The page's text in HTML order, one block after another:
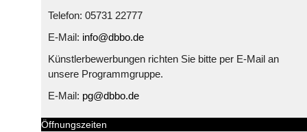
Telefon: 05731 22777
E-Mail: info@dbbo.de
Künstlerbewerbungen richten Sie bitte per E-Mail an
unsere Programmgruppe.
E-Mail: pg@dbbo.de
Öffnungszeiten